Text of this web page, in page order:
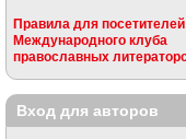
Правила для посетителей
Международного клуба
православных
Вход для авторов